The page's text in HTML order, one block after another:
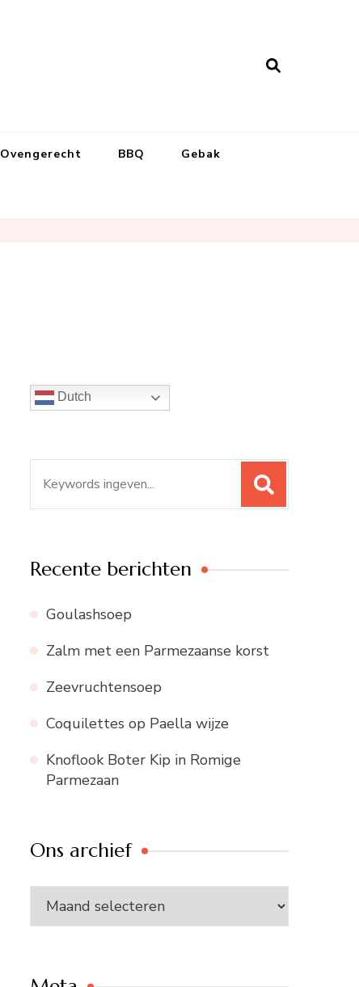
Ovengerecht BBQ Gebak
Dutch
naar:
Recente berichten
Goulashsoep
Zalm met een Parmezaanse korst
Zeevruchtensoep
Coquilettes op Paella wijze
Knoflook Boter Kip in Romige
Parmezaan
Ons archief
Ons
archief